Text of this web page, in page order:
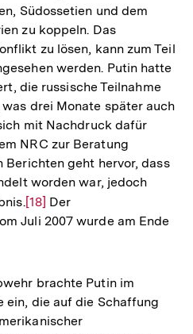
Südossetien und dem
zu koppeln. Das
zu lösen, kann zum Teil
werden. Putin hatte
die russische Teilnahme
drei Monate später auch
mit Nachdruck dafür
NRC zur Beratung
Berichten geht hervor, dass
worden war, jedoch
Zur
Auflösung
[18] Der
Juli 2007 wurde am Ende
brachte Putin im
ein, die auf die Schaffung